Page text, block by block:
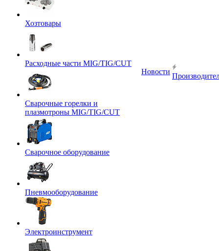
Хозтовары
Расходные части MIG/TIG/CUT
Сварочные горелки и
плазмотроны MIG/TIG/CUT
Сварочное оборудование
Пневмооборудование
Электроинструмент
Новости